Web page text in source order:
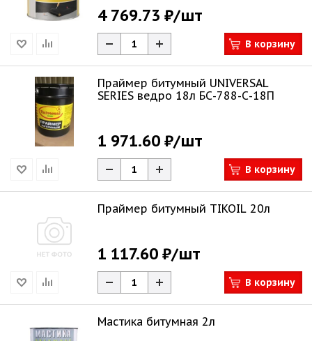
4 769.73 ₽/шт
В корзину
Праймер битумный UNIVERSAL
SERIES ведро 18л БС-788-С-18П
1 971.60 ₽/шт
В корзину
Праймер битумный TIKOIL 20л
1 117.60 ₽/шт
В корзину
Мастика битумная 2л